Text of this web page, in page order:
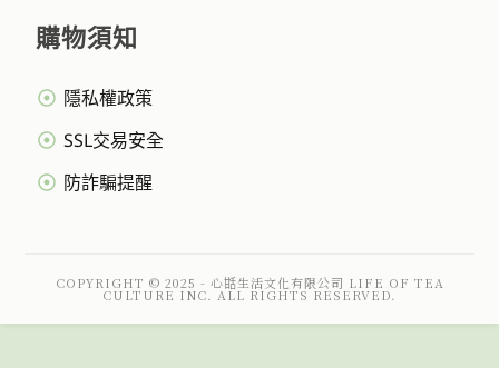
購物須知
隱私權政策
SSL交易安全
防詐騙提醒
COPYRIGHT © 2025 - 心甛生活文化有限公司 LIFE OF TEA
CULTURE INC. ALL RIGHTS RESERVED.